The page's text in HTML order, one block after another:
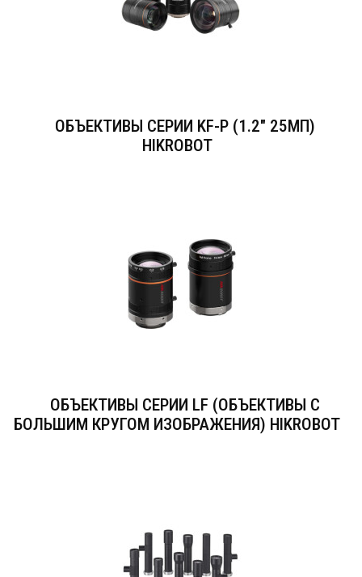
ОБЪЕКТИВЫ СЕРИИ KF-P (1.2" 25МП)
HIKROBOT
ОБЪЕКТИВЫ СЕРИИ LF (ОБЪЕКТИВЫ С
БОЛЬШИМ КРУГОМ ИЗОБРАЖЕНИЯ) HIKROBOT